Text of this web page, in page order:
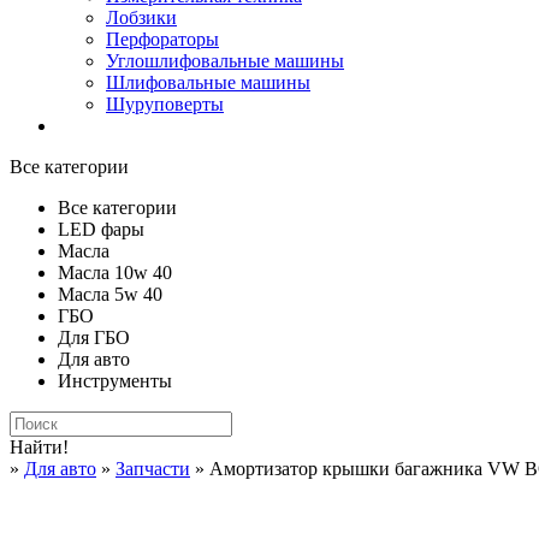
Лобзики
Перфораторы
Углошлифовальные машины
Шлифовальные машины
Шуруповерты
Все категории
Все категории
LED фары
Масла
Масла 10w 40
Масла 5w 40
ГБО
Для ГБО
Для авто
Инструменты
Найти!
» Для авто » Запчасти » Амортизатор крышки багажника VW